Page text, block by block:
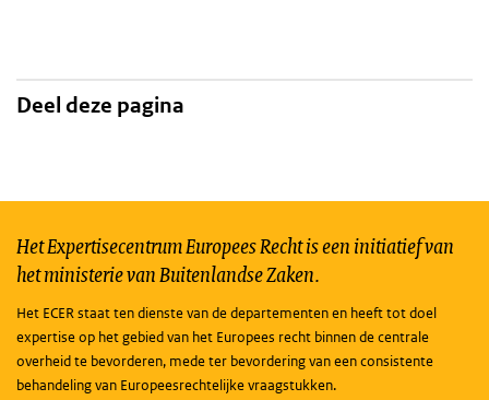
Deel deze pagina
Het Expertisecentrum Europees Recht is een initiatief van
het ministerie van Buitenlandse Zaken.
Het ECER staat ten dienste van de departementen en heeft tot doel
expertise op het gebied van het Europees recht binnen de centrale
overheid te bevorderen, mede ter bevordering van een consistente
behandeling van Europeesrechtelijke vraagstukken.